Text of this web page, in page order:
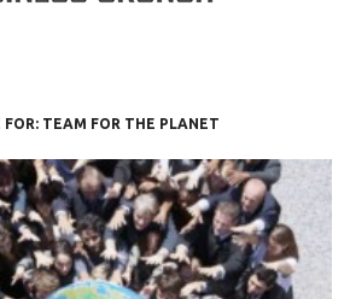
FOR: TEAM FOR THE PLANET